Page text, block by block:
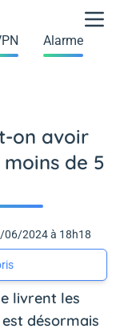
Alarme
on avoir
de 5
06/2024 à 18h18
livrent les
désormais